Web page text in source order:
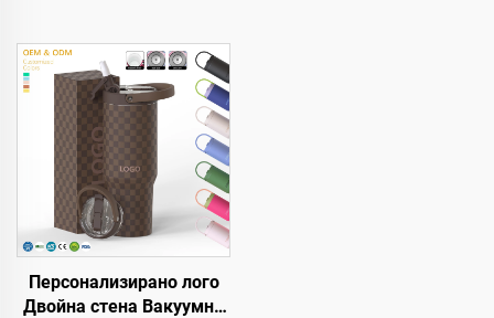
Персонализирано лого
Двойна стена Вакуумна